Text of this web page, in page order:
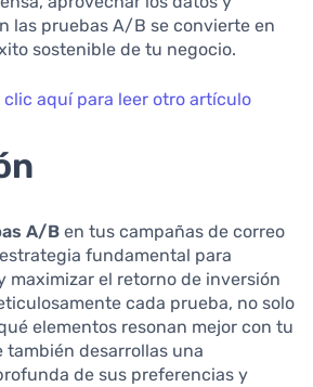
las pruebas A/B se convierte en
sostenible de tu negocio.
clic aquí para leer otro artículo
A/B en tus campañas de correo
fundamental para
maximizar el retorno de inversión
cada prueba, no solo
elementos resonan mejor con tu
también desarrollas una
de sus preferencias y